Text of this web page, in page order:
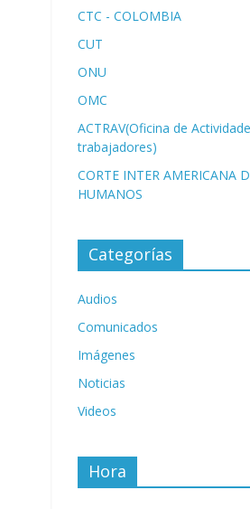
CTC - COLOMBIA
CUT
ONU
OMC
ACTRAV(Oficina de
trabajadores)
CORTE INTER AMERICANA
HUMANOS
Categorías
Audios
Comunicados
Imágenes
Noticias
Videos
Hora